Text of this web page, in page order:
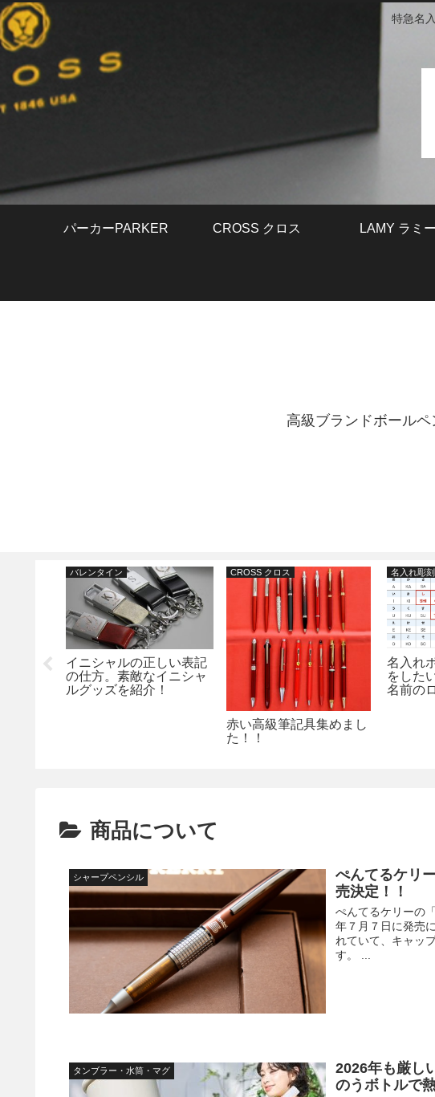
特急名
パーカーPARKER CROSS クロス LAMY ラミー
高級ブランドボール
ン。初
バレンタイン
イニシャルの正しい表記
の仕方。素敵なイニシャ
ルグッズを紹介！
CROSS クロス
赤い高級筆記具集めまし
た！！
名入れ彫
名入れ
をした
名前の
商品について
シャープペンシル
ぺんてるケリ
売決定！！
ぺんてるケリーの
年７月７日に発売
れていて、キャッ
す。 ...
タンブラー・水筒・マグ
2026年も厳し
のうボトルで